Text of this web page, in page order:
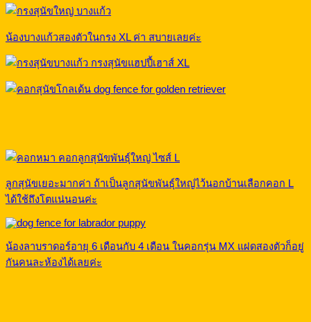
น้องบางแก้วสองตัวในกรง XL ค่า สบายเลยค่ะ
ลูกสุนัขเยอะมากค่า ถ้าเป็นลูกสุนัขพันธุ์ใหญ่ไว้นอกบ้านเลือกคอก L
ได้ใช้ถึงโตแน่นอนค่ะ
น้องลาบราดอร์อายุ 6 เดือนกับ 4 เดือน ในคอกรุ่น MX แฝดสองตัวก็อยู่
กันคนละห้องได้เลยค่ะ